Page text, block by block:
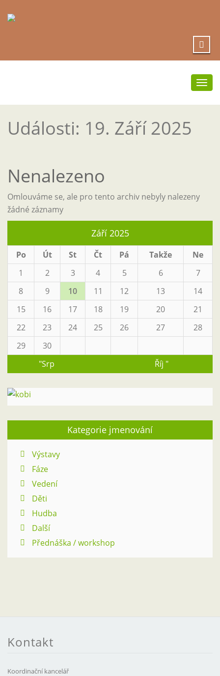
Události: 19. Září 2025
Nenalezeno
Omlouváme se, ale pro tento archiv nebyly nalezeny
žádné záznamy
Září 2025
Po Út St Čt Pá Takže
Ne
1
2 3 4 5 6
7
8
9 10 11 12 13
14
15
16 17 18 19 20
21
22
23 24 25 26 27
28
29
30
"Srp
Říj "
Kategorie jmenování
Výstavy
Fáze
Vedení
Děti
Hudba
Další
Přednáška / workshop
Kontakt
Koordinační kancelář